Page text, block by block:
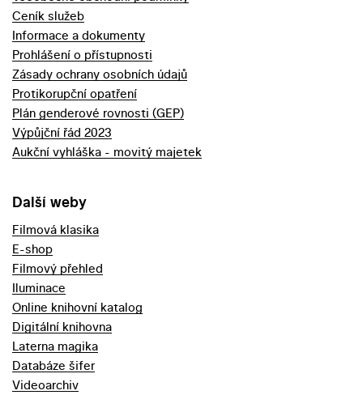
Ceník služeb
Informace a dokumenty
Prohlášení o přístupnosti
Zásady ochrany osobních údajů
Protikorupční opatření
Plán genderové rovnosti (GEP)
Výpůjční řád 2023
Aukční vyhláška - movitý majetek
Další weby
Filmová klasika
E-shop
Filmový přehled
Iluminace
Online knihovní katalog
Digitální knihovna
Laterna magika
Databáze šifer
Videoarchiv